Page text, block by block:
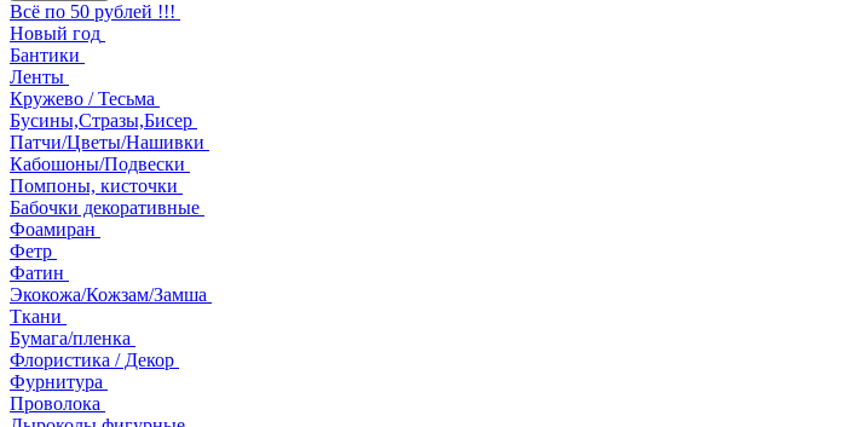
Всё по 50 рублей !!!
Новый год
Бантики
Ленты
Кружево / Тесьма
Бусины,Стразы,Бисер
Патчи/Цветы/Нашивки
Кабошоны/Подвески
Помпоны, кисточки
Бабочки декоративные
Фоамиран
Фетр
Фатин
Экокожа/Кожзам/Замша
Ткани
Бумага/пленка
Флористика / Декор
Фурнитура
Проволока